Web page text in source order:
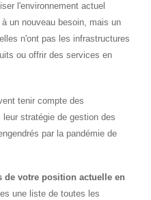
l'environnement actuel
un nouveau besoin, mais un
n'ont pas les infrastructures
ou offrir des services en
tenir compte des
stratégie de gestion des
par la pandémie de
de votre position actuelle en
une liste de toutes les